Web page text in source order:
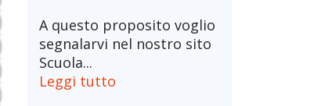
A questo proposito voglio
segnalarvi nel nostro sito
Scuola...
Leggi tutto